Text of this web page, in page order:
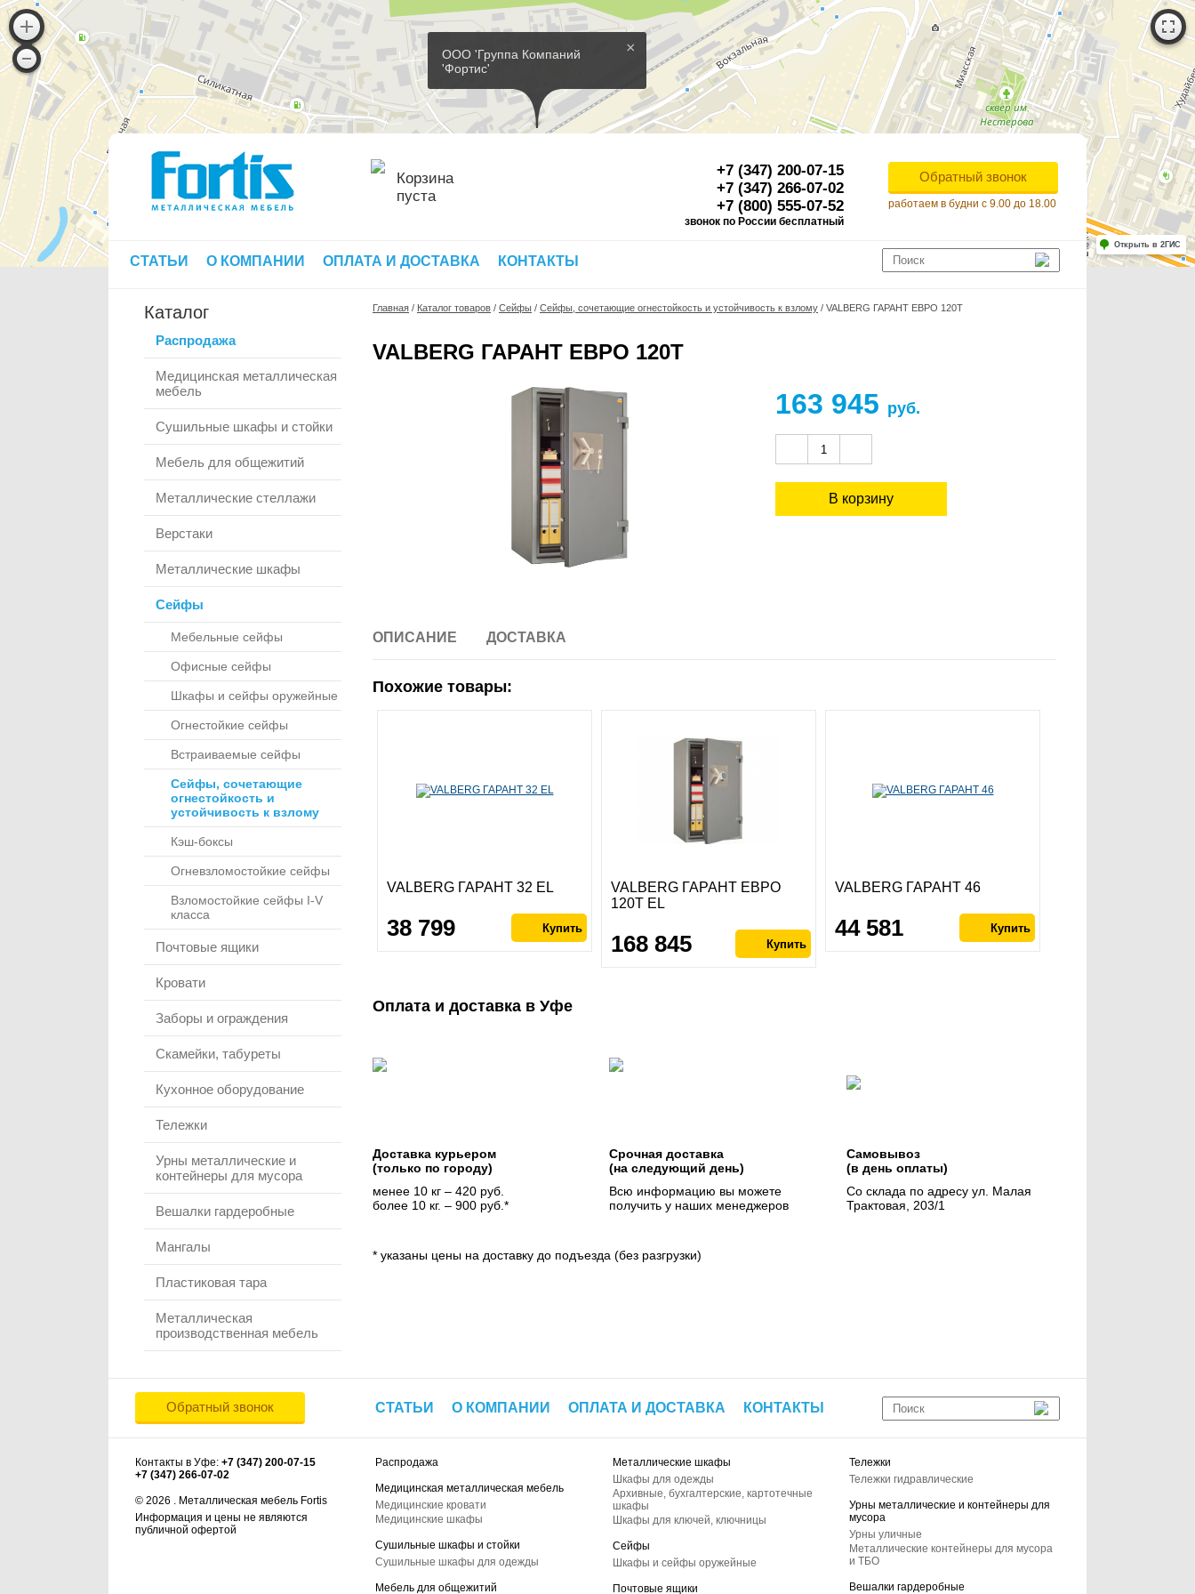
×
ООО 'Группа Компаний
'Фортис'
Работает на API 2ГИС
Лицензионное соглашение
Для корректной работы Raster JS API нужен ключ. Помощь: api@2gis.ru
Открыть в 2ГИС
Корзина
пуста
+7 (347) 200-07-15
+7 (347) 266-07-02
+7 (800) 555-07-52
звонок по России бесплатный
Обратный звонок
работаем в будни с 9.00 до 18.00
СТАТЬИ О КОМПАНИИ ОПЛАТА И ДОСТАВКА КОНТАКТЫ
Каталог
Распродажа
Медицинская металлическая
мебель
Сушильные шкафы и стойки
Мебель для общежитий
Металлические стеллажи
Верстаки
Металлические шкафы
Сейфы
Мебельные сейфы
Офисные сейфы
Шкафы и сейфы оружейные
Огнестойкие сейфы
Встраиваемые сейфы
Сейфы, сочетающие
огнестойкость и
устойчивость к взлому
Кэш-боксы
Огневзломостойкие сейфы
Взломостойкие сейфы I-V
класса
Почтовые ящики
Кровати
Заборы и ограждения
Скамейки, табуреты
Кухонное оборудование
Тележки
Урны металлические и
контейнеры для мусора
Вешалки гардеробные
Мангалы
Пластиковая тара
Металлическая
производственная мебель
Главная / Каталог товаров / Сейфы / Сейфы, сочетающие огнестойкость и устойчивость к взлому / VALBERG ГАРАНТ ЕВРО 120Т
VALBERG ГАРАНТ ЕВРО 120Т
163 945 руб.
ОПИСАНИЕ ДОСТАВКА
Похожие товары:
VALBERG ГАРАНТ 32 EL
38 799
VALBERG ГАРАНТ ЕВРО
120Т EL
168 845
VALBERG ГАРАНТ 46
44 581
Оплата и доставка в Уфе
Доставка курьером
(только по городу)
менее 10 кг – 420 руб.
более 10 кг. – 900 руб.*
Срочная доставка
(на следующий день)
Всю информацию вы можете
получить у наших менеджеров
Самовывоз
(в день оплаты)
Со склада по адресу ул. Малая
Трактовая, 203/1
* указаны цены на доставку до подъезда (без разгрузки)
Обратный звонок СТАТЬИ О КОМПАНИИ ОПЛАТА И ДОСТАВКА КОНТАКТЫ
Контакты в Уфе: +7 (347) 200-07-15
+7 (347) 266-07-02
© 2026 . Металлическая мебель Fortis
Информация и цены не являются
публичной офертой
Распродажа
Медицинская металлическая мебель
Медицинские кровати
Медицинские шкафы
Сушильные шкафы и стойки
Сушильные шкафы для одежды
Мебель для общежитий
Металлические шкафы
Шкафы для одежды
Архивные, бухгалтерские, картотечные
шкафы
Шкафы для ключей, ключницы
Сейфы
Шкафы и сейфы оружейные
Почтовые ящики
Тележки
Тележки гидравлические
Урны металлические и контейнеры для
мусора
Урны уличные
Металлические контейнеры для мусора
и ТБО
Вешалки гардеробные